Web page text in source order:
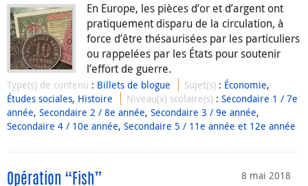
En Europe, les pièces d’or et d’argent ont
pratiquement disparu de la circulation, à
force d’être thésaurisées par les particuliers
ou rappelées par les États pour soutenir
l’effort de guerre.
Type(s) de contenu : Billets de blogue Sujet(s) : Économie,
Études sociales, Histoire Niveau(x) scolaire(s) :Secondaire 1 / 7e
année, Secondaire 2 / 8e année, Secondaire 3 / 9e année,
Secondaire 4 / 10e année, Secondaire 5 / 11e année et 12e année
8 mai 2018
Opération “Fish”